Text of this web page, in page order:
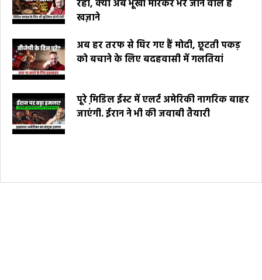
रहा, क्या अब भूखा मारकर भरे जाने वाले हैं
खज़ाने
अब हर तरफ से घिर गए हैं मोदी, छूटती पकड़
को बचाने के लिए बदहवासी में गलतियां
पूरे मि़डिल ईस्ट में एलर्ट अमेरिकी नागरिक बाहर
जाएंगी. ईरान ने भी की जवाबी तैयारी